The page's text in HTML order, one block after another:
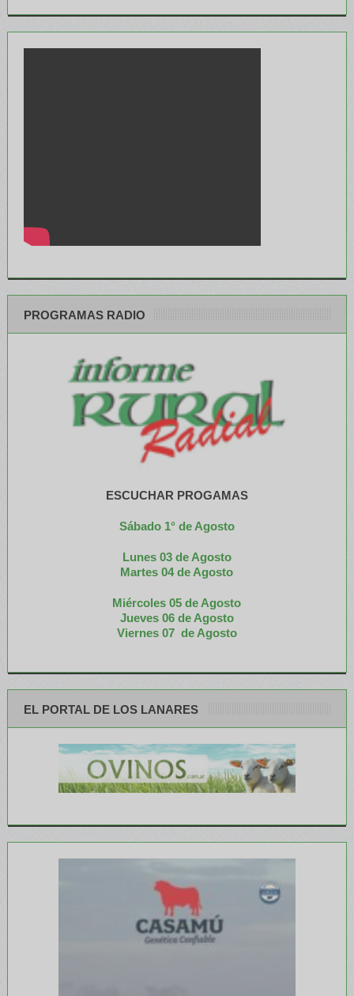
PROGRAMAS RADIO
ESCUCHAR PROGAMAS
Sábado 1° de Agosto
Lunes 03 de Agosto
Martes 04 de Agosto
Miércoles 05 de Agosto
Jueves 06 de Agosto
Viernes 07 de Agosto
EL PORTAL DE LOS LANARES